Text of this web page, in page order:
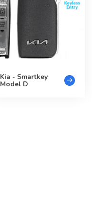
Kia - Smartkey
Model D